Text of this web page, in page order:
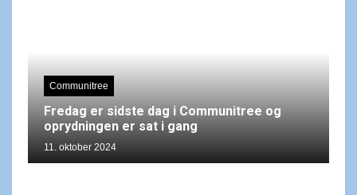
Communitree
Fredag er sidste dag i Communitree og
oprydningen er sat i gang
11. oktober 2024